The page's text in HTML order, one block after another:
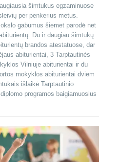
šimtukus egzaminuose
per penkerius metus.
gabumus šiemet parodė net
Du ir daugiau šimtukų
brandos atestatuose, dar
abiturientai, 3 Tarptautinės
Vilniuje abiturientai ir du
mokyklos abiturientai dviem
išlaikė Tarptautinio
programos baigiamuosius